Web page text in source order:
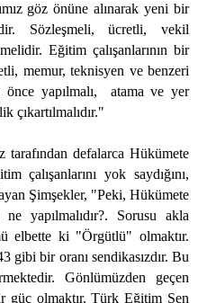
göz önüne alınarak yeni bir
Sözleşmeli, ücretli, vekil
Eğitim çalışanlarının bir
memur, teknisyen ve benzeri
yapılmalı,
atama ve yer
çıkartılmalıdır."
defalarca Hükümete
çalışanlarını yok saydığını,
Şimşekler, "Peki, Hükümete
yapılmalıdır?. Sorusu akla
elbette ki "Örgütlü" olmaktır.
gibi bir oranı sendikasızdır. Bu
Gönlümüzden geçen
güç olmaktır. Türk Eğitim Sen